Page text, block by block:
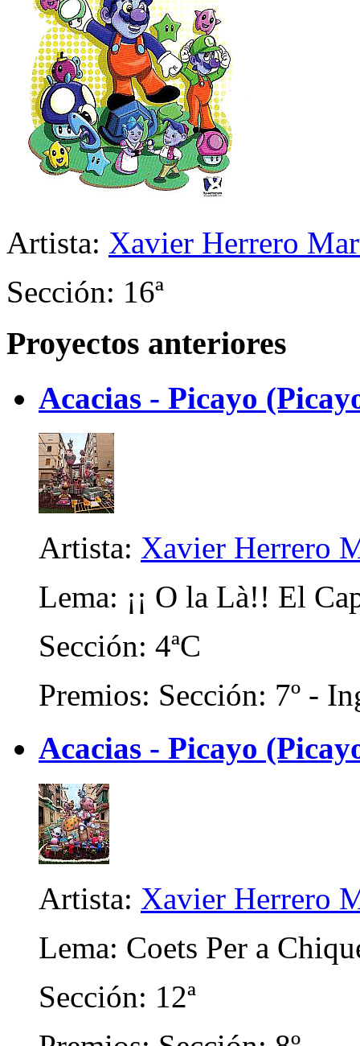
Artista: Xavier Herrero
Sección: 16ª
Proyectos anteriores
Acacias - Picayo
Artista: Xavier Herrero
Lema: ¡¡ O la Là!! El
Sección: 4ªC
Premios: Sección: 7º -
Acacias - Picayo
Artista: Xavier Herrero
Lema: Coets Per a
Sección: 12ª